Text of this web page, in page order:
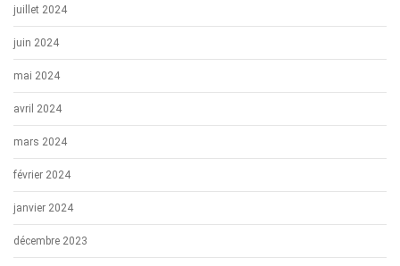
juillet 2024
juin 2024
mai 2024
avril 2024
mars 2024
février 2024
janvier 2024
décembre 2023